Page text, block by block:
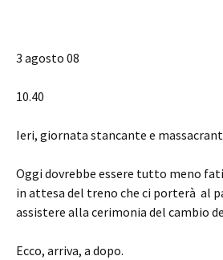
3 agosto 08
10.40
Ieri, giornata stancante e
Oggi dovrebbe essere tutto meno
in attesa del treno che ci porterà al
assistere alla cerimonia del cambio
Ecco, arriva, a dopo.